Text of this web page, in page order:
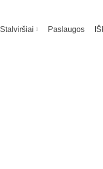
Stalviršiai Paslaugos